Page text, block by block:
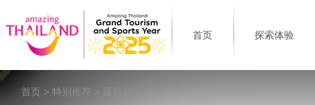
首页 探索体验
首页 > 特别推荐 > 最新资讯